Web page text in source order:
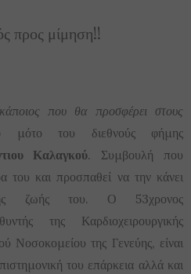
προς μίμηση!!
που θα προσφέρει στους
του διεθνούς φήμης
Καλαγκού. Συμβουλή που
του και προσπαθεί να την κάνει
ζωής του. Ο 53χρονος
της Καρδιοχειρουργικής
Νοσοκομείου της Γενεύης, είναι
του επάρκεια αλλά και